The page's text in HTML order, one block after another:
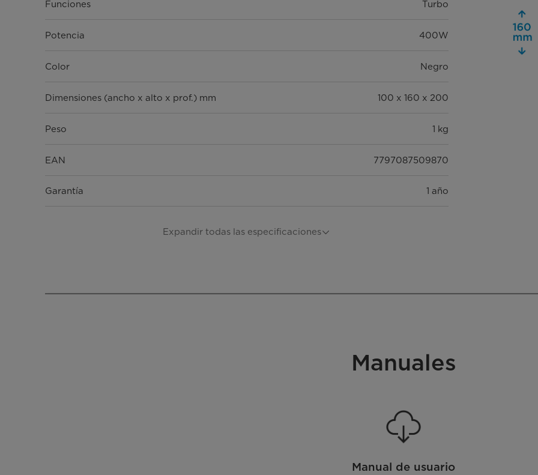
Funciones Turbo
Potencia 400W
Color Negro
Dimensiones (ancho x alto x prof.) mm 100 x 160 x 200
Peso 1 kg
EAN 7797087509870
Garantía 1 año
Expandir todas las especificaciones
Manuales
Manual de usuario